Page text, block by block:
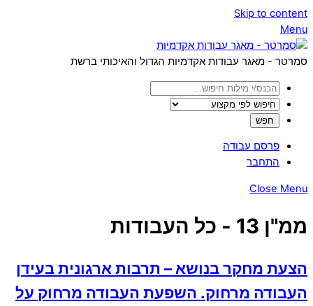
Skip to content
Menu
סמרטר - מאגר עבודות אקדמיות הגדול והאיכותי ברשת
פרסם עבודה
התחבר
Close Menu
ממ"ן 13 - כל העבודות
הצעת מחקר בנושא – תרבות ארגונית בעידן
העבודה מרחוק. השפעת העבודה מרחוק על